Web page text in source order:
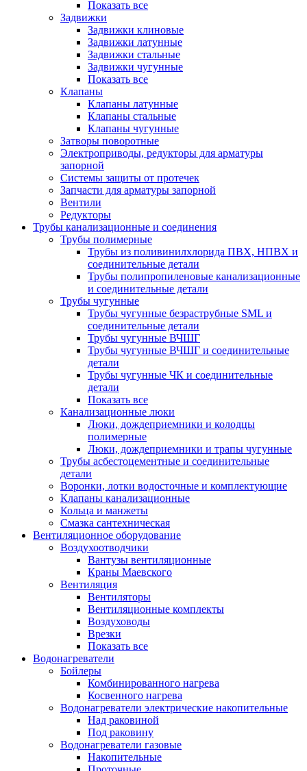
Показать все
Задвижки
Задвижки клиновые
Задвижки латунные
Задвижки стальные
Задвижки чугунные
Показать все
Клапаны
Клапаны латунные
Клапаны стальные
Клапаны чугунные
Затворы поворотные
Электроприводы, редукторы для арматуры
запорной
Системы защиты от протечек
Запчасти для арматуры запорной
Вентили
Редукторы
Трубы канализационные и соединения
Трубы полимерные
Трубы из поливинилхлорида ПВХ, НПВХ и
соединительные детали
Трубы полипропиленовые канализационные
и соединительные детали
Трубы чугунные
Трубы чугунные безраструбные SML и
соединительные детали
Трубы чугунные ВЧШГ
Трубы чугунные ВЧШГ и соединительные
детали
Трубы чугунные ЧК и соединительные
детали
Показать все
Канализационные люки
Люки, дождеприемники и колодцы
полимерные
Люки, дождеприемники и трапы чугунные
Трубы асбестоцементные и соединительные
детали
Воронки, лотки водосточные и комплектующие
Клапаны канализационные
Кольца и манжеты
Смазка сантехническая
Вентиляционное оборудование
Воздухоотводчики
Вантузы вентиляционные
Краны Маевского
Вентиляция
Вентиляторы
Вентиляционные комплекты
Воздуховоды
Врезки
Показать все
Водонагреватели
Бойлеры
Комбинированного нагрева
Косвенного нагрева
Водонагреватели электрические накопительные
Над раковиной
Под раковину
Водонагреватели газовые
Накопительные